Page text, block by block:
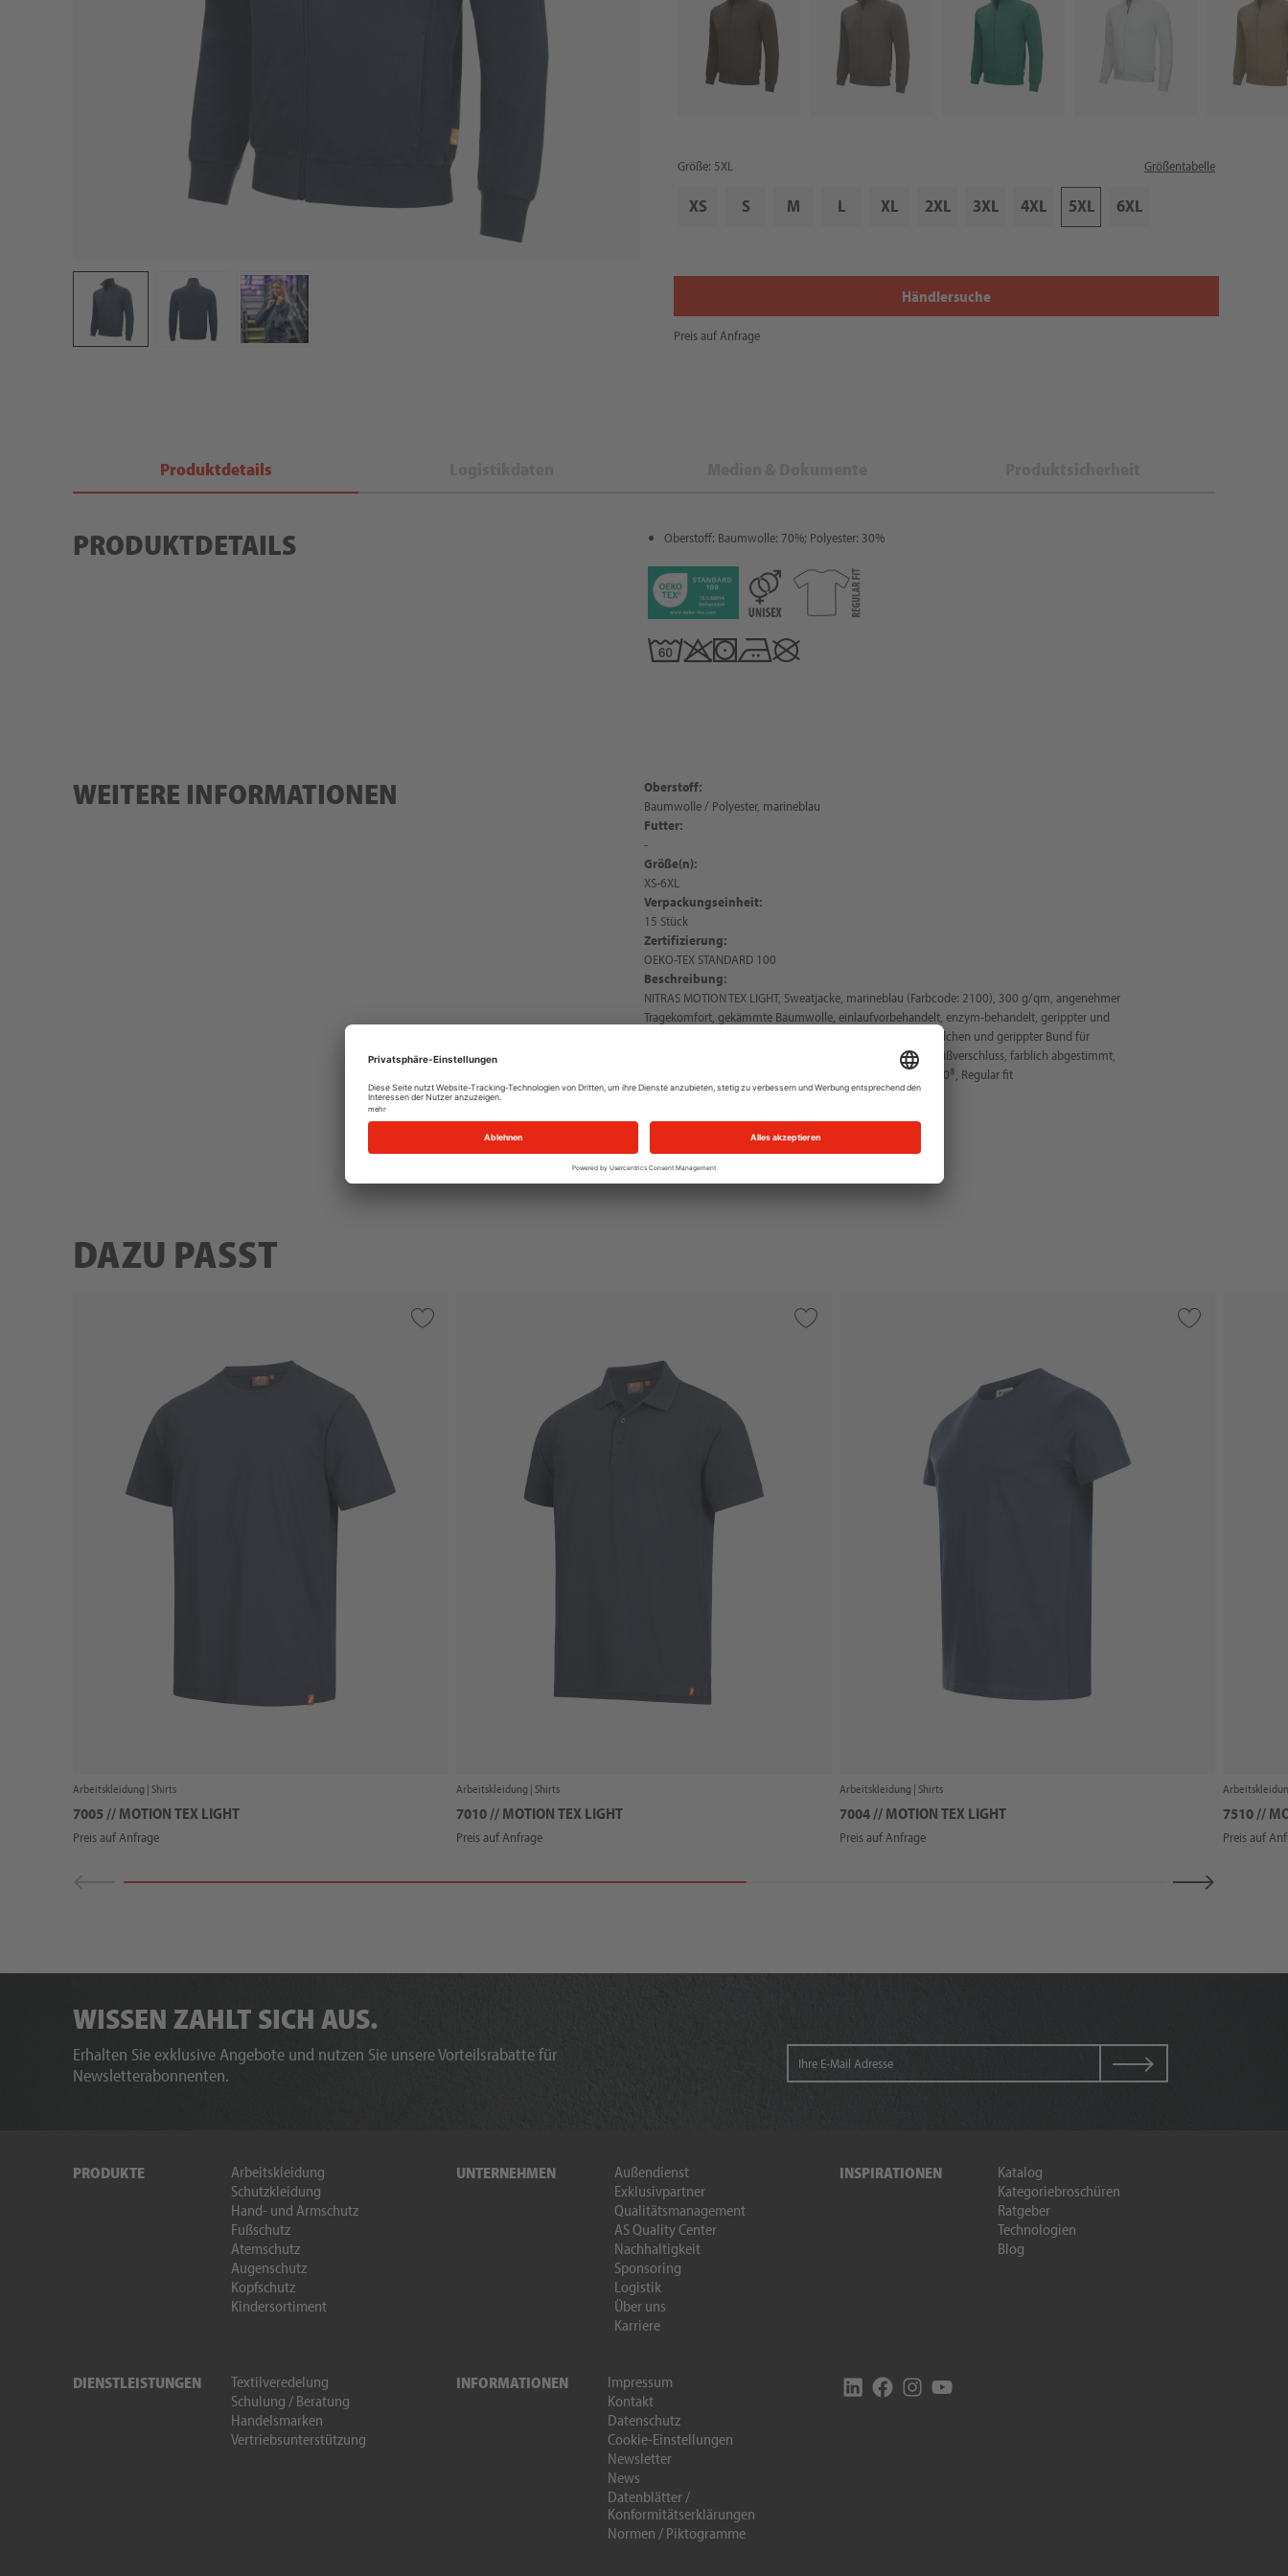
Größe: 5XL Größentabelle
XS S M L XL 2XL 3XL 4XL 5XL 6XL
Händlersuche
Preis auf Anfrage
Produktdetails
PRODUKTDETAILS Oberstoff: Baumwolle: 70%; Polyester: 30%
WEITERE INFORMATIONEN
Oberstoff:
Baumwolle / Polyester, marineblau
Futter:
-
Größe(n):
XS-6XL
Verpackungseinheit:
15 Stück
Zertifizierung:
OEKO-TEX STANDARD 100
Beschreibung:
NITRAS MOTION TEX LIGHT, Sweatjacke, marineblau (Farbcode: 2100), 300 g/qm, angenehmer
Tragekomfort, gekämmte Baumwolle, einlaufvorbehandelt, enzym-behandelt, gerippter und
hoher Stehkragen, Ziernaht im Nacken, gerippte Ärmelbündchen und gerippter Bund für
optimalen Halt, zwei Seitentaschen, durchgehender YKK-Reißverschluss, farblich abgestimmt,
weiche und angeraute Innenseite, OEKO-TEX STANDARD 100®, Regular fit
DAZU PASST
Arbeitskleidung | Shirts
7005 // MOTION TEX LIGHT
Preis auf Anfrage
Arbeitskleidung | Shirts
7010 // MOTION TEX LIGHT
Preis auf Anfrage
Arbeitskleidung | Shirts
7004 // MOTION TEX LIGHT
Preis auf Anfrage
7510 //
Preis auf
WISSEN ZAHLT SICH AUS.
Erhalten Sie exklusive Angebote und nutzen Sie unsere Vorteilsrabatte für
Newsletterabonnenten.
PRODUKTE
Arbeitskleidung
Schutzkleidung
Hand- und Armschutz
Fußschutz
Atemschutz
Augenschutz
Kopfschutz
Kindersortiment
UNTERNEHMEN
Außendienst
Exklusivpartner
Qualitätsmanagement
AS Quality Center
Nachhaltigkeit
Sponsoring
Logistik
Über uns
Karriere
INSPIRATIONEN
Katalog
Kategoriebroschüren
Ratgeber
Technologien
Blog
DIENSTLEISTUNGEN
Textilveredelung
Schulung / Beratung
Handelsmarken
Vertriebsunterstützung
INFORMATIONEN
Impressum
Kontakt
Datenschutz
Cookie-Einstellungen
Newsletter
News
Datenblätter /
Konformitätserklärungen
Normen / Piktogramme